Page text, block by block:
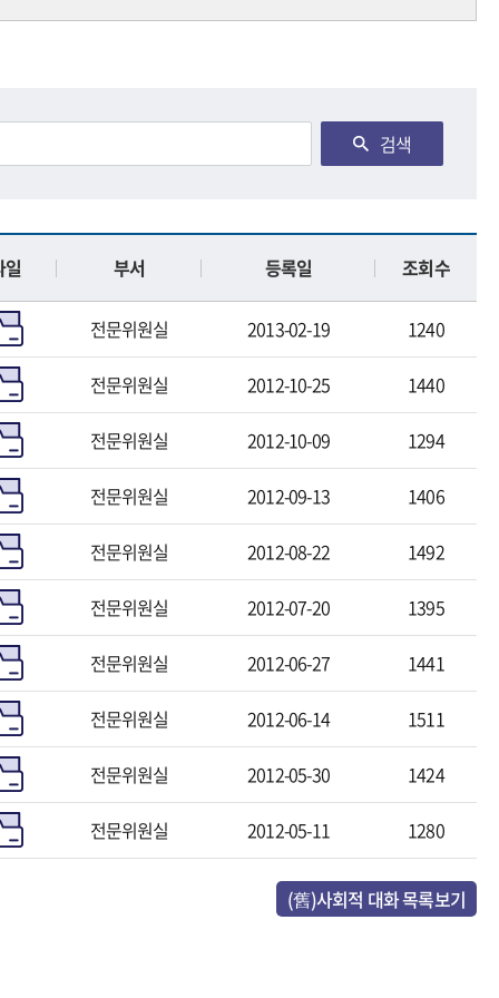
검색
일 부서 등록일 조회수
전문위원실 2013-02-19 1240
전문위원실 2012-10-25 1440
전문위원실 2012-10-09 1294
전문위원실 2012-09-13 1406
전문위원실 2012-08-22 1492
전문위원실 2012-07-20 1395
전문위원실 2012-06-27 1441
전문위원실 2012-06-14 1511
전문위원실 2012-05-30 1424
전문위원실 2012-05-11 1280
(舊)사회적 대화 목록보기